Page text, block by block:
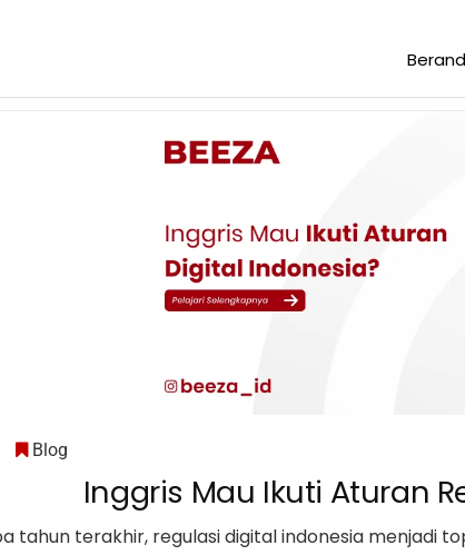
Blog
Inggris Mau Ikuti Aturan
tahun terakhir, regulasi digital indonesia menjadi